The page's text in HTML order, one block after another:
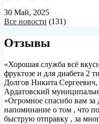
30 Май, 2025
Все новости (131)
Отзывы
«Хорошая служба всё
фруктозе и для диабета 2
Долгов Никита Сергеевич,
Ардатовский
«Огромное спасибо вам
напоминание о том , что
быструю отправку , за